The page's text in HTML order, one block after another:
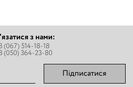
з нами:
(067) 514-18-18
(050) 364-23-80
Підписатися